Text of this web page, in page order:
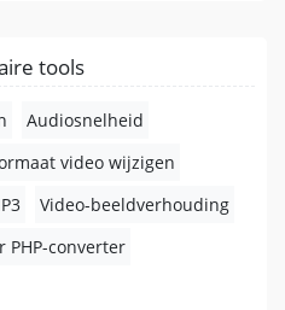
tools
Audiosnelheid
video wijzigen
Video-beeldverhouding
PHP-converter